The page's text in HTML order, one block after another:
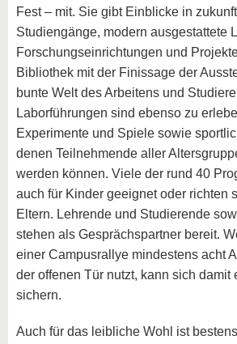
Fest – mit. Sie gibt Einblicke in
Studiengänge, modern ausgestattete
Forschungseinrichtungen und
Bibliothek mit der Finissage der
bunte Welt des Arbeitens und
Laborführungen sind ebenso zu
Experimente und Spiele sowie
denen Teilnehmende aller
werden können. Viele der rund 40
auch für Kinder geeignet oder richten
Eltern. Lehrende und Studierende
stehen als Gesprächspartner bereit.
einer Campusrallye mindestens acht
der offenen Tür nutzt, kann sich
sichern.
Auch für das leibliche Wohl ist